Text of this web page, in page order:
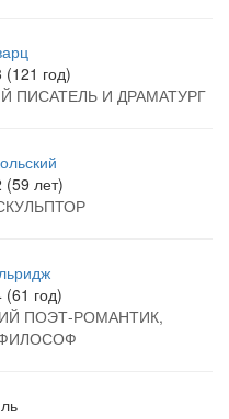
год)
ПИСАТЕЛЬ И ДРАМАТУРГ
(59 лет)
год)
ПОЭТ-РОМАНТИК,